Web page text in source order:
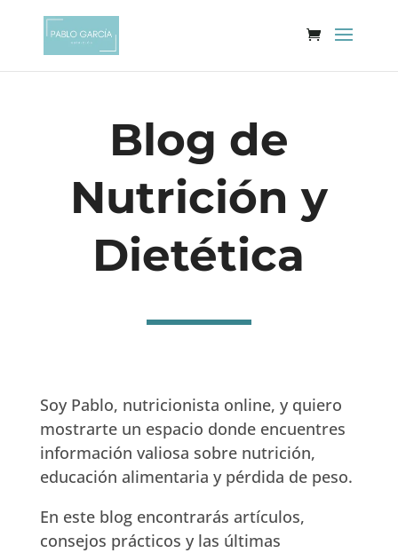
Blog de
Nutrición y
Dietética
Soy Pablo, nutricionista online, y quiero
mostrarte un espacio donde encuentres
información valiosa sobre nutrición,
educación alimentaria y pérdida de peso.
En este blog encontrarás artículos,
consejos prácticos y las últimas